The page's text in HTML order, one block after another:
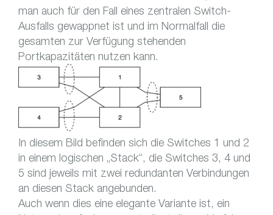
man auch für den Fall eines zentralen Switch-
Ausfalls gewappnet ist und im Normalfall die
gesamten zur Verfügung stehenden
Portkapazitäten nutzen kann.
In diesem Bild befinden sich die Switches 1 und 2
in einem logischen „Stack“, die Switches 3, 4 und
5 sind jeweils mit zwei redundanten Verbindungen
an diesen Stack angebunden.
Auch wenn dies eine elegante Variante ist, ein